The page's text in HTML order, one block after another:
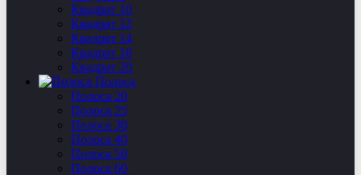
Квадрат 10
Квадрат 12
Квадрат 14
Квадрат 16
Квадрат 20
Полоса
Полоса 20
Полоса 25
Полоса 30
Полоса 40
Полоса 50
Полоса 60